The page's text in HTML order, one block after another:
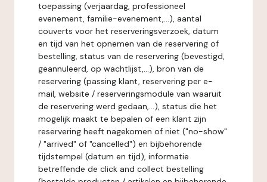
toepassing (verjaardag, professioneel
evenement, familie-evenement,...), aantal
couverts voor het reserveringsverzoek, datum
en tijd van het opnemen van de reservering of
bestelling, status van de reservering (bevestigd,
geannuleerd, op wachtlijst,...), bron van de
reservering (passing klant, reservering per e-
mail, website / reserveringsmodule van waaruit
de reservering werd gedaan,...), status die het
mogelijk maakt te bepalen of een klant zijn
reservering heeft nagekomen of niet ("no-show"
/ "arrived" of "cancelled") en bijbehorende
tijdstempel (datum en tijd), informatie
betreffende de click and collect bestelling